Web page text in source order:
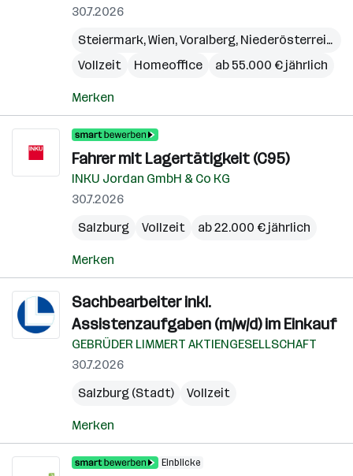
30.7.2026
Steiermark,Wien,Voralberg, Niederösterreich
Vollzeit
Homeoffice ab 55.000 € jährlich
Merken
Fahrer mit Lagertätigkeit (C95)
INKU Jordan GmbH & Co KG
30.7.2026
Salzburg
Vollzeit ab 22.000 € jährlich
Merken
Sachbearbeiter inkl.
Assistenzaufgaben (m/w/d) im Einkauf
GEBRÜDER LIMMERT AKTIENGESELLSCHAFT
30.7.2026
Salzburg (Stadt)
Vollzeit
Merken
Einblicke